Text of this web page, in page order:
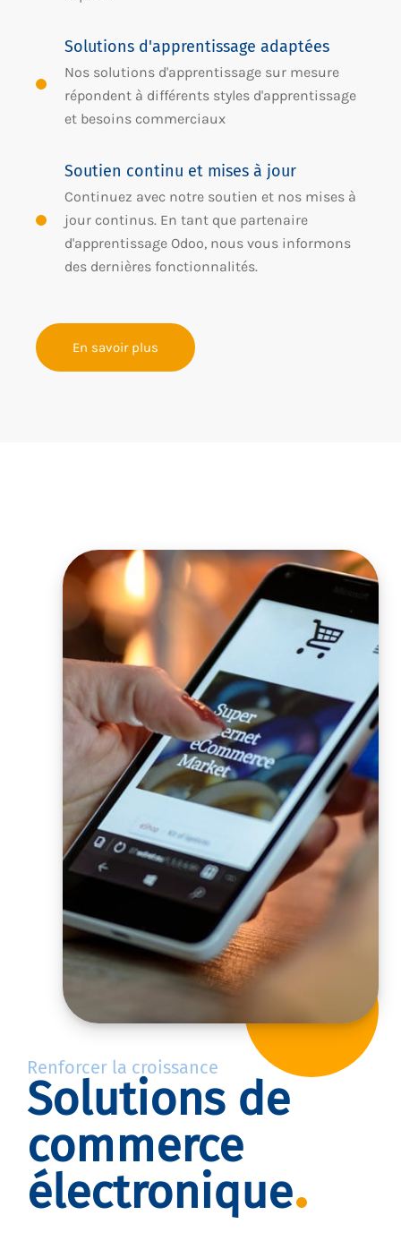
Solutions d'apprentissage adaptées
Nos solutions d'apprentissage sur mesure
répondent à différents styles d'apprentissage
et besoins commerciaux
Soutien continu et mises à jour
Continuez avec notre soutien et nos mises à
jour continus. En tant que partenaire
d'apprentissage Odoo, nous vous informons
des dernières fonctionnalités.
En savoir plus
Renforcer la croissance
Solutions de
commerce
électronique